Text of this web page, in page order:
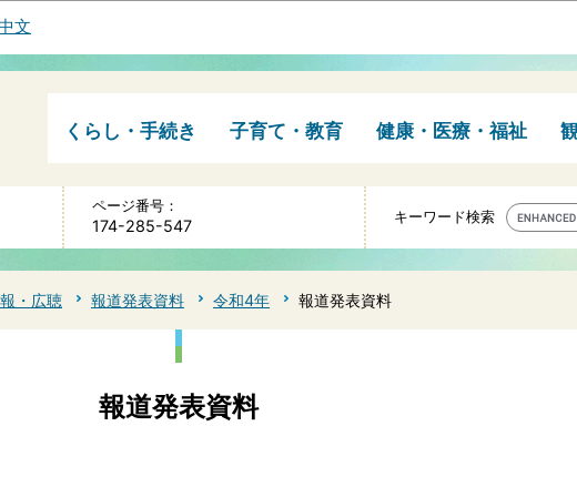
文
くらし・手続き 子育て・教育 健康・医療・福祉
ページ番号：
174-285-547 キーワード検索
・広聴 報道発表資料 令和4年 報道発表資料
報道発表資料